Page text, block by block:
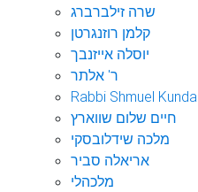
שרה זילברברג
קלמן רוזנגרטן
יוסלה אייזנבך
ר' אלתר
Rabbi Shmuel Kunda
חיים שלום שווארץ
מלכה שידלובסקי
אריאלה סביר
מלכהלי